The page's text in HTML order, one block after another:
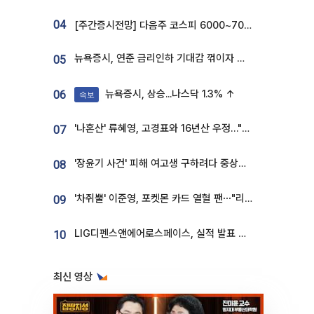
04 [주간증시전망] 다음주 코스피 6000~7000⋯“外人 수급은 정책이 변수”
05 뉴욕증시, 연준 금리인하 기대감 꺾이자 상승...S&P500 사상 최고치 [종합]
06 속보 뉴욕증시, 상승...나스닥 1.3% ↑
07 '나혼산' 류혜영, 고경표와 16년산 우정…"자취방서 부모님과 마주쳐"
08 '장윤기 사건' 피해 여고생 구하려다 중상…고교생 의상자 지정
09 '차쥐뿔' 이준영, 포켓몬 카드 열혈 팬⋯"리셀러 처단할 것"
10 LIG디펜스앤에어로스페이스, 실적 발표 후 급락→반등⋯증권가 “28년까지 튼튼”
최신 영상